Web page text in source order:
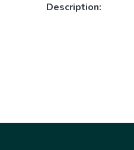
Description: